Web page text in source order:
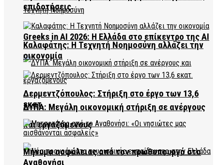
Greeks in AI 2026: Η Ελλάδα στο επίκεντρο της AI
ΔΥΠΑ: Μεγάλη οικονομική στήριξη σε ανέργους
και εργαζόμενους
επιδοτήσεις
Καλαφάτης: Η Τεχνητή Νοημοσύνη αλλάζει την
οικονομία
Δερμεντζόπουλος: Στήριξη στο έργο των 13,6
εκατ.
Μήνυμα ασφάλειας από τον πρωθυπουργό στο
Αγαθονήσι